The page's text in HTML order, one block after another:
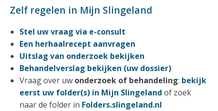
Zelf regelen in Mijn Slingeland
Stel uw vraag via e-consult
Een herhaalrecept aanvragen
Uitslag van onderzoek bekijken
Behandelverslag bekijken (uw dossier)
Vraag over uw onderzoek of behandeling: bekijk
eerst uw folder(s) in Mijn Slingeland of zoek
naar de folder in Folders.slingeland.nl